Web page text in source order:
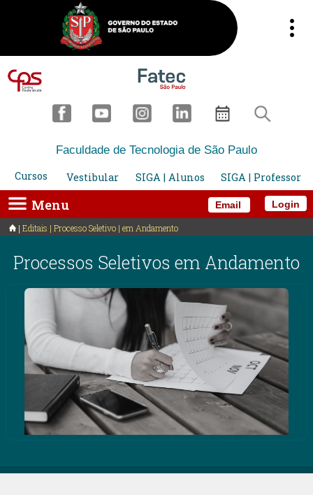
Email
Faculdade de Tecnologia de São Paulo
Cursos
Vestibular SIGA | Alunos SIGA | Professor
Menu Login
Editais | Processo Seletivo | em Andamento
Processos Seletivos em Andamento